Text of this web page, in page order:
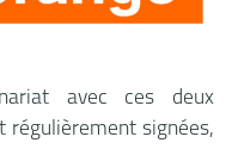
avec ces deux
régulièrement signées,